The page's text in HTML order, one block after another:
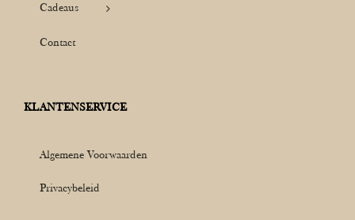
Cadeaus
Contact
KLANTENSERVICE
Algemene Voorwaarden
Privacybeleid